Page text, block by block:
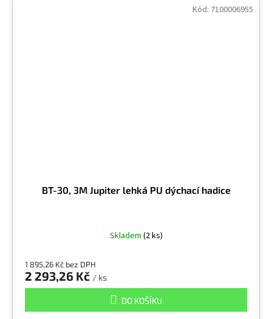
BT-30, 3M Jupiter lehká PU dýchací hadice
Skladem (2 ks)
1 895,26 Kč bez DPH
2 293,26 Kč / ks
DO KOŠÍKU
Kód: 7100006955